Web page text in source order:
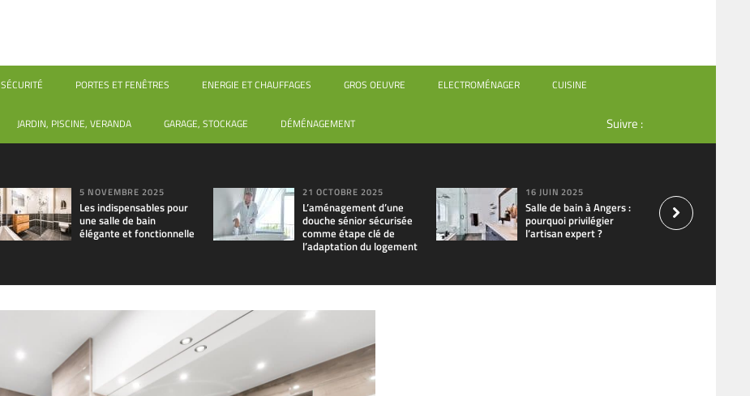
SÉCURITÉ PORTES ET FENÊTRES ENERGIE ET CHAUFFAGES GROS OEUVRE ELECTROMÉNAGER CUISINE
JARDIN, PISCINE, VERANDA GARAGE, STOCKAGE DÉMÉNAGEMENT Suivre :
5 NOVEMBRE 2025
Les indispensables pour
une salle de bain
élégante et fonctionnelle
21 OCTOBRE 2025
L’aménagement d’une
douche sénior sécurisée
comme étape clé de
l’adaptation du logement
16 JUIN 2025
Salle de bain à Angers :
pourquoi privilégier
l’artisan expert ?